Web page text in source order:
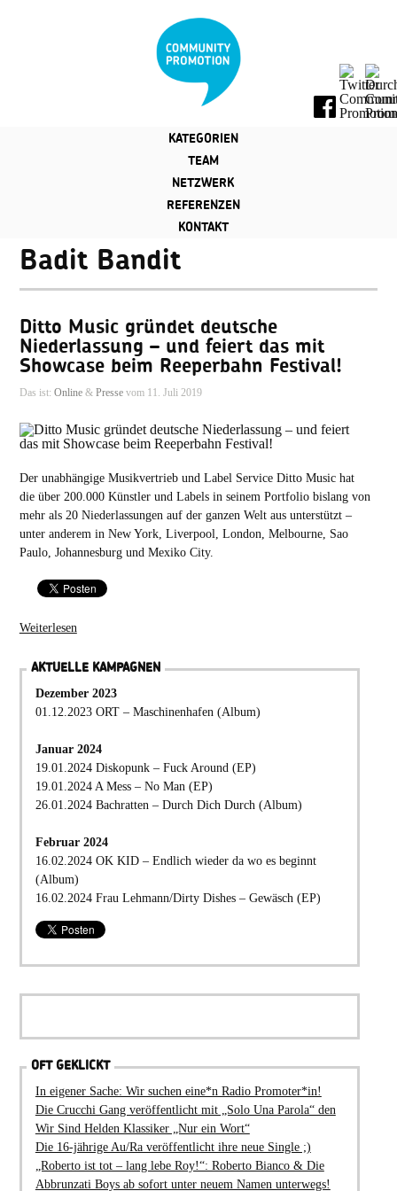
KATEGORIEN
TEAM
NETZWERK
REFERENZEN
KONTAKT
Badit Bandit
Ditto Music gründet deutsche
Niederlassung – und feiert das mit
Showcase beim Reeperbahn Festival!
Das ist: Online& Pressevom 11. Juli 2019
Der unabhängige Musikvertrieb und Label Service Ditto Music hat
die über 200.000 Künstler und Labels in seinem Portfolio bislang von
mehr als 20 Niederlassungen auf der ganzen Welt aus unterstützt –
unter anderem in New York, Liverpool, London, Melbourne, Sao
Paulo, Johannesburg und Mexiko City.
Weiterlesen
AKTUELLE KAMPAGNEN
Dezember 2023
01.12.2023 ORT – Maschinenhafen (Album)
Januar 2024
19.01.2024 Diskopunk – Fuck Around (EP)
19.01.2024 A Mess – No Man (EP)
26.01.2024 Bachratten – Durch Dich Durch (Album)
Februar 2024
16.02.2024 OK KID – Endlich wieder da wo es beginnt
(Album)
16.02.2024 Frau Lehmann/Dirty Dishes – Gewäsch (EP)
OFT GEKLICKT
In eigener Sache: Wir suchen eine*n Radio Promoter*in!
Die Crucchi Gang veröffentlicht mit „Solo Una Parola“ den
Wir Sind Helden Klassiker „Nur ein Wort“
Die 16-jährige Au/Ra veröffentlicht ihre neue Single ;)
„Roberto ist tot – lang lebe Roy!“: Roberto Bianco & Die
Abbrunzati Boys ab sofort unter neuem Namen unterwegs!